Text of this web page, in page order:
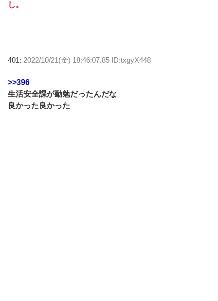
し。
401: 2022/10/21(金) 18:46:07.85 ID:txgyX448
>>396
生活安全課が勤勉だったんだな
良かった良かった